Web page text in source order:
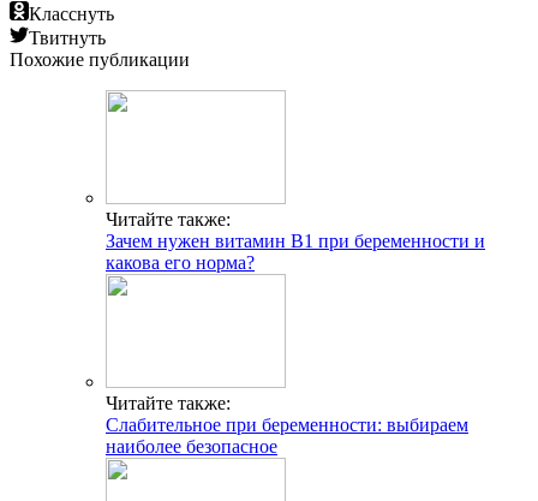
Класснуть
Твитнуть
Похожие публикации
Читайте также:
Зачем нужен витамин В1 при беременности и
какова его норма?
Читайте также:
Слабительное при беременности: выбираем
наиболее безопасное